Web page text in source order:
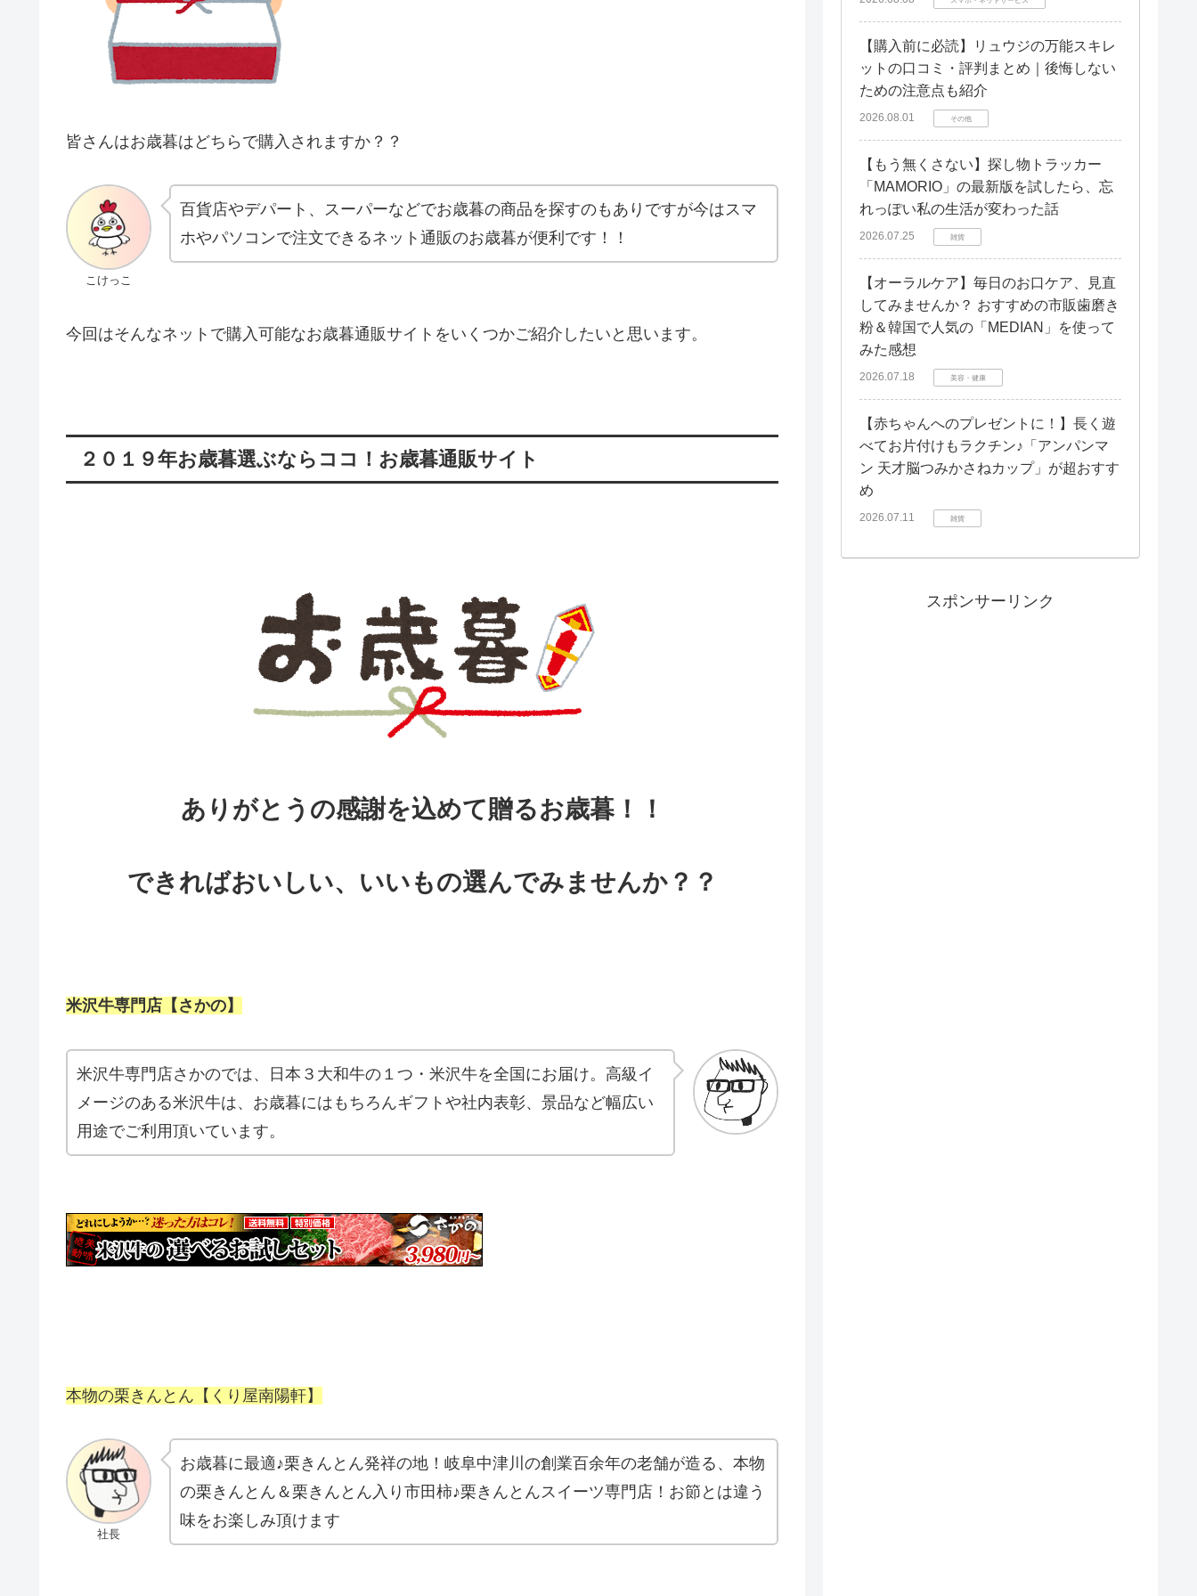
皆さんはお歳暮はどちらで購入されますか？？
こけっこ
百貨店やデパート、スーパーなどでお歳暮の商品を探すのもありですが今はスマ
ホやパソコンで注文できるネット通販のお歳暮が便利です！！
今回はそんなネットで購入可能なお歳暮通販サイトをいくつかご紹介したいと思います。
２０１９年お歳暮選ぶならココ！お歳暮通販サイト
ありがとうの感謝を込めて贈るお歳暮！！
できればおいしい、いいもの選んでみませんか？？
米沢牛専門店【さかの】
米沢牛専門店さかのでは、日本３大和牛の１つ・米沢牛を全国にお届け。高級イ
メージのある米沢牛は、お歳暮にはもちろんギフトや社内表彰、景品など幅広い
用途でご利用頂いています。
本物の栗きんとん【くり屋南陽軒】
社長
お歳暮に最適♪栗きんとん発祥の地！岐阜中津川の創業百余年の老舗が造る、本物
の栗きんとん＆栗きんとん入り市田柿♪栗きんとんスイーツ専門店！お節とは違う
味をお楽しみ頂けます
【購入前に必読】リュウジの万能スキレ
ットの口コミ・評判まとめ｜後悔しない
ための注意点も紹介
2026.08.01 その他
【もう無くさない】探し物トラッカー
「MAMORIO」の最新版を試したら、忘
れっぽい私の生活が変わった話
2026.07.25 雑貨
【オーラルケア】毎日のお口ケア、見直
してみませんか？ おすすめの市販歯磨き
粉＆韓国で人気の「MEDIAN」を使って
みた感想
2026.07.18 美容・健康
【赤ちゃんへのプレゼントに！】長く遊
べてお片付けもラクチン♪「アンパンマ
ン 天才脳つみかさねカップ」が超おすす
め
2026.07.11 雑貨
スポンサーリンク